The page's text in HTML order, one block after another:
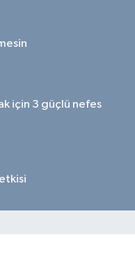
için 3 güçlü nefes